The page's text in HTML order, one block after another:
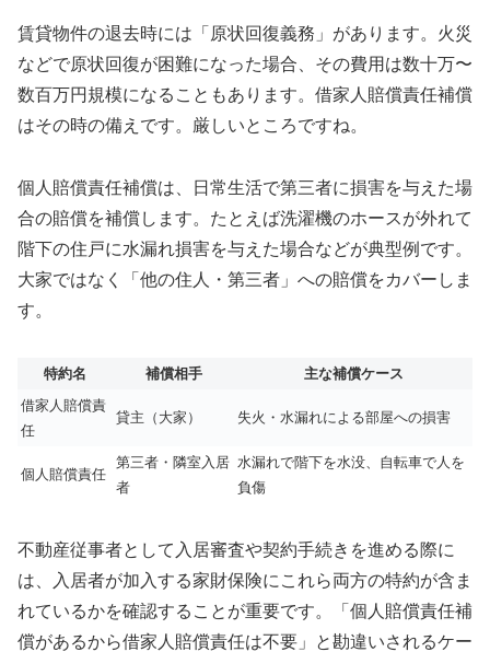
賃貸物件の退去時には「原状回復義務」があります。火災
などで原状回復が困難になった場合、その費用は数十万〜
数百万円規模になることもあります。借家人賠償責任補償
はその時の備えです。厳しいところですね。
個人賠償責任補償は、日常生活で第三者に損害を与えた場
合の賠償を補償します。たとえば洗濯機のホースが外れて
階下の住戸に水漏れ損害を与えた場合などが典型例です。
大家ではなく「他の住人・第三者」への賠償をカバーしま
す。
特約名 補償相手
主な補償ケース
借家人賠償責
任
貸主（大家） 失火・水漏れによる部屋への損害
個人賠償責任
第三者・隣室入居
者
水漏れで階下を水没、自転車で人を
負傷
不動産従事者として入居審査や契約手続きを進める際に
は、入居者が加入する家財保険にこれら両方の特約が含ま
れているかを確認することが重要です。「個人賠償責任補
償があるから借家人賠償責任は不要」と勘違いされるケー